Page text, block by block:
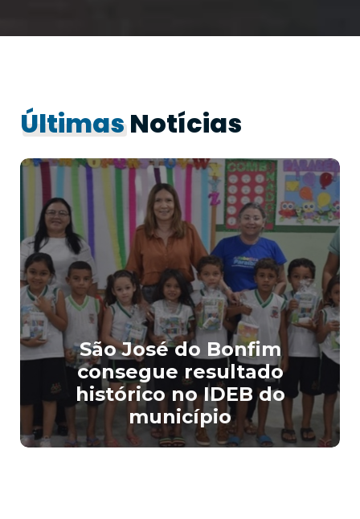
ÚltimasNotícias
São José do Bonfim
consegue resultado
histórico no IDEB do
município